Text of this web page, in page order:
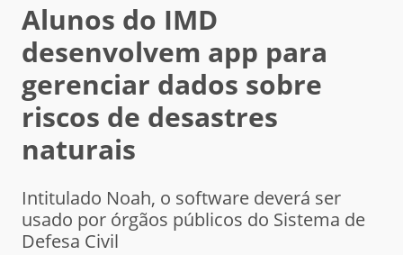
Alunos do IMD
desenvolvem app para
gerenciar dados sobre
riscos de desastres
naturais
Intitulado Noah, o software deverá ser
usado por órgãos públicos do Sistema de
Defesa Civil